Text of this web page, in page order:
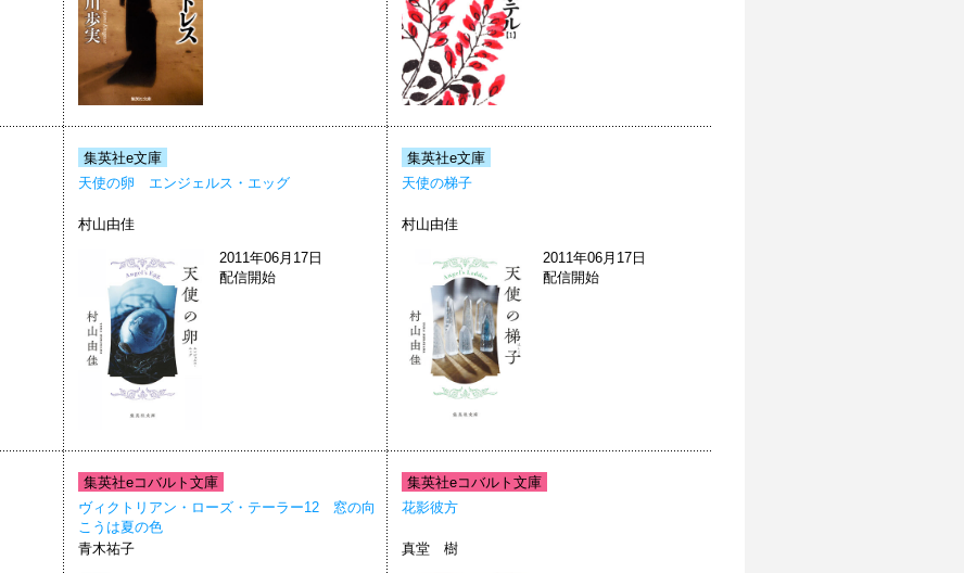
集英社e文庫
天使の卵 エンジェルス・エッグ
村山由佳
2011年06月17日
配信開始
集英社e文庫
天使の梯子
村山由佳
2011年06月17日
配信開始
集英社eコバルト文庫
ヴィクトリアン・ローズ・テーラー12 窓の向
こうは夏の色
青木祐子
集英社eコバルト文庫
花影彼方
真堂 樹